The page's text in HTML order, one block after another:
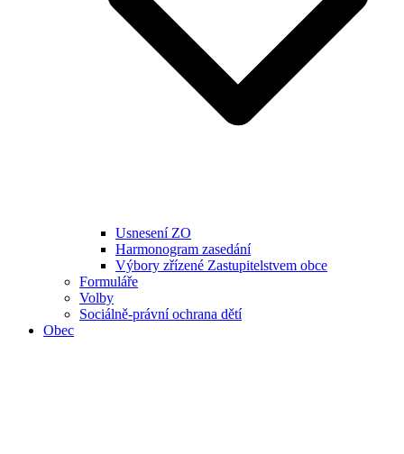
Usnesení ZO
Harmonogram zasedání
Výbory zřízené Zastupitelstvem obce
Formuláře
Volby
Sociálně-právní ochrana dětí
Obec